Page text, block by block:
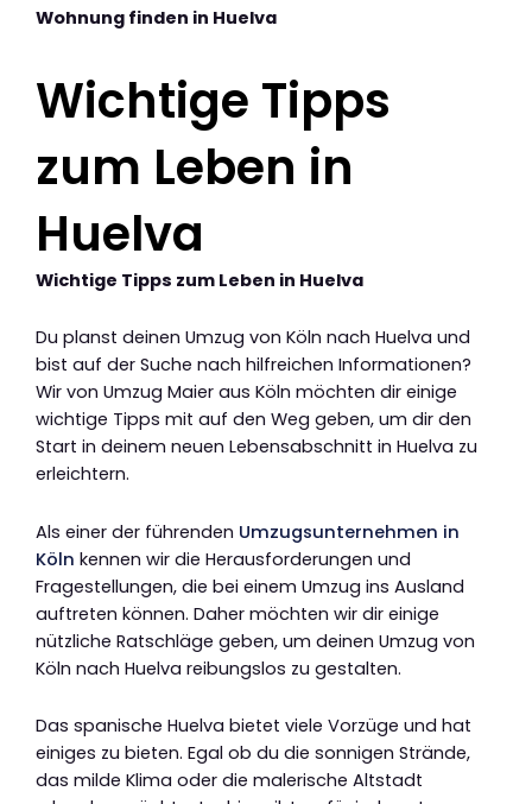
Wohnung finden in Huelva
Wichtige Tipps
zum Leben in
Huelva
Wichtige Tipps zum Leben in Huelva
Du planst deinen Umzug von Köln nach Huelva und
bist auf der Suche nach hilfreichen Informationen?
Wir von Umzug Maier aus Köln möchten dir einige
wichtige Tipps mit auf den Weg geben, um dir den
Start in deinem neuen Lebensabschnitt in Huelva zu
erleichtern.
Als einer der führenden Umzugsunternehmen in
Köln kennen wir die Herausforderungen und
Fragestellungen, die bei einem Umzug ins Ausland
auftreten können. Daher möchten wir dir einige
nützliche Ratschläge geben, um deinen Umzug von
Köln nach Huelva reibungslos zu gestalten.
Das spanische Huelva bietet viele Vorzüge und hat
einiges zu bieten. Egal ob du die sonnigen Strände,
das milde Klima oder die malerische Altstadt